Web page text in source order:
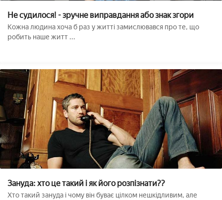
Не судилося! - зручне виправдання або знак згори
Кожна людина хоча б раз у житті замислювався про те, що
робить наше житт ...
Зануда: хто це такий і як його розпізнати??
Хто такий зануда і чому він буває цілком нешкідливим, але